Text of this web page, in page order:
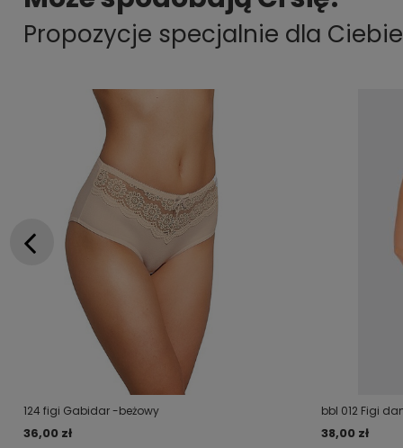
Propozycje specjalnie dla Ciebie
124 figi Gabidar -beżowy
36,00 zł
bbl 012 Figi
38,00 zł